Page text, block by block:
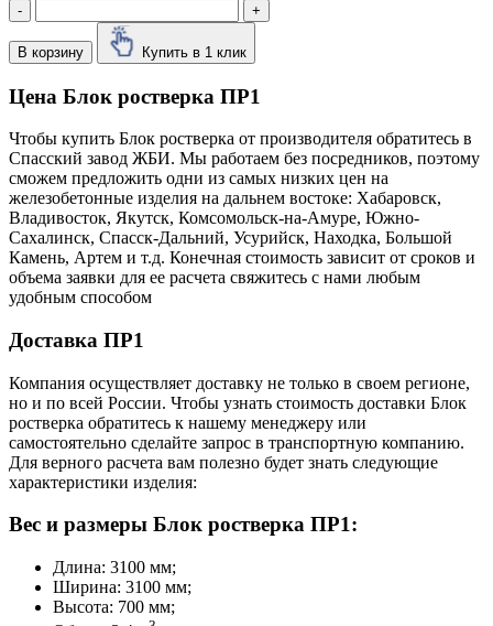
- +
В корзину Купить в 1 клик
Цена Блок ростверка ПР1
Чтобы купить Блок ростверка от производителя обратитесь в
Cпасский завод ЖБИ. Мы работаем без посредников, поэтому
сможем предложить одни из самых низких цен на
железобетонные изделия на дальнем востоке: Хабаровск,
Владивосток, Якутск, Комсомольск-на-Амуре, Южно-
Сахалинск, Спасск-Дальний, Усурийск, Находка, Большой
Камень, Артем и т.д. Конечная стоимость зависит от сроков и
объема заявки для ее расчета свяжитесь с нами любым
удобным способом
Доставка ПР1
Компания осуществляет доставку не только в своем регионе,
но и по всей России. Чтобы узнать стоимость доставки Блок
ростверка обратитесь к нашему менеджеру или
самостоятельно сделайте запрос в транспортную компанию.
Для верного расчета вам полезно будет знать следующие
характеристики изделия:
Вес и размеры Блок ростверка ПР1:
Длина: 3100 мм;
Ширина: 3100 мм;
Высота: 700 мм;